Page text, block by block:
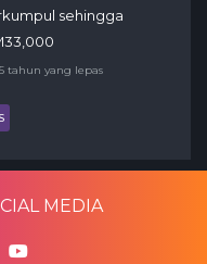
sehingga
5 tahun yang lepas
MEDIA